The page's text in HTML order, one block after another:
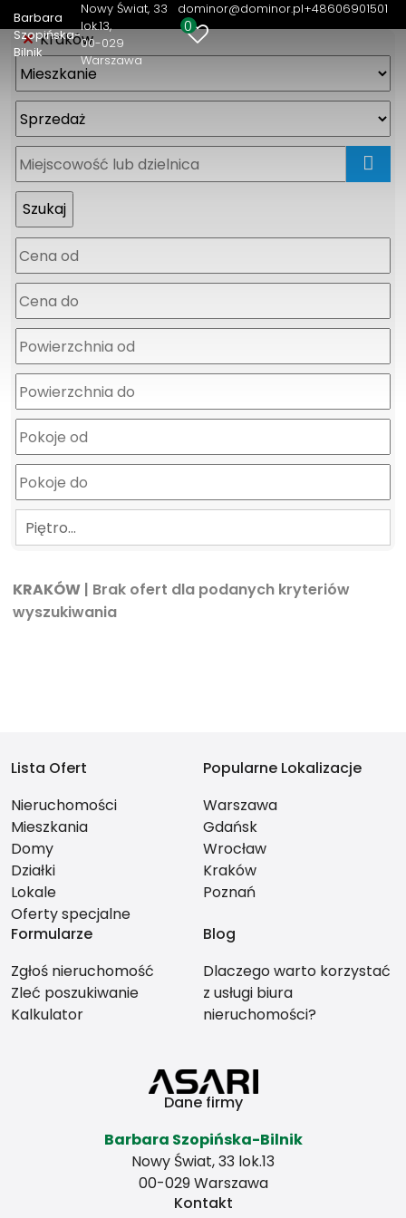
Barbara
Szopińska-
Bilnik
Nowy Świat, 33
lok.13
00-029
Warszawa
dominor@dominor.pl+48606901501
0
Kraków
Piętro…
KRAKÓW | Brak ofert dla podanych kryteriów
wyszukiwania
Lista Ofert
Nieruchomości
Mieszkania
Domy
Działki
Lokale
Oferty specjalne
Popularne Lokalizacje
Warszawa
Gdańsk
Wrocław
Kraków
Poznań
Formularze
Zgłoś nieruchomość
Zleć poszukiwanie
Kalkulator
Blog
Dlaczego warto korzystać
z usługi biura
nieruchomości?
Dane firmy
Barbara Szopińska-Bilnik
Nowy Świat, 33 lok.13
00-029 Warszawa
Kontakt